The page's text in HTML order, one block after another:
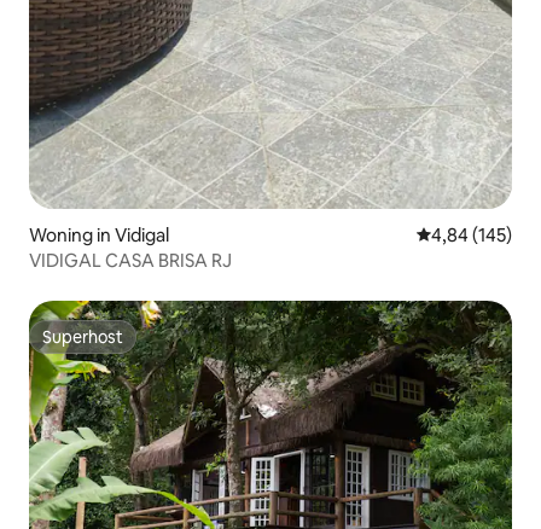
Woning in Vidigal Gemiddelde
4,84 (145)
VIDIGAL CASA BRISA RJ
Superhost
Superhost